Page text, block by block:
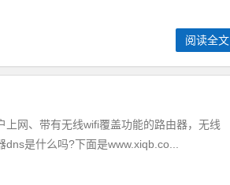
阅读全文
网、带有无线wifi覆盖功能的路由器，无线
是什么吗?下面是www.xiqb.co...